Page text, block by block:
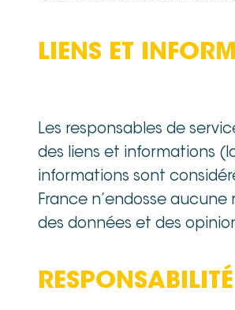
LIENS ET
Les responsables de
des liens et informations
informations sont
France n’endosse
des données et des
RESPONSABILITÉ